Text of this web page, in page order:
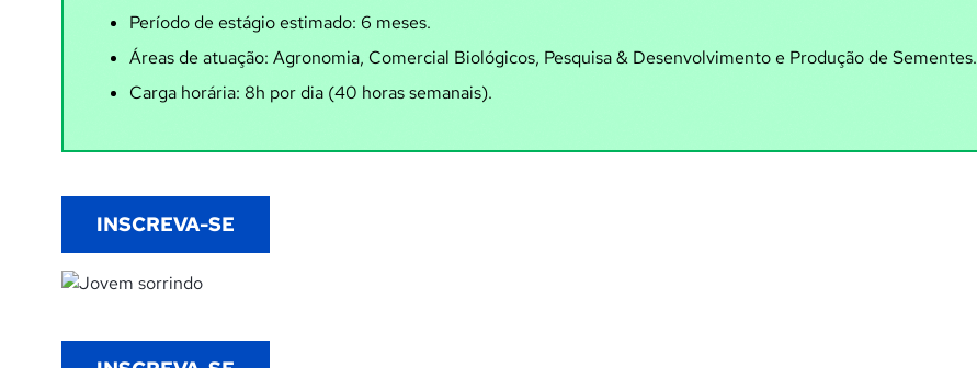
Período de estágio estimado: 6 meses.
Áreas de atuação: Agronomia, Comercial Biológicos, Pesquisa & Desenvolvimento e Produção de Sementes.
Carga horária: 8h por dia (40 horas semanais).
INSCREVA-SE